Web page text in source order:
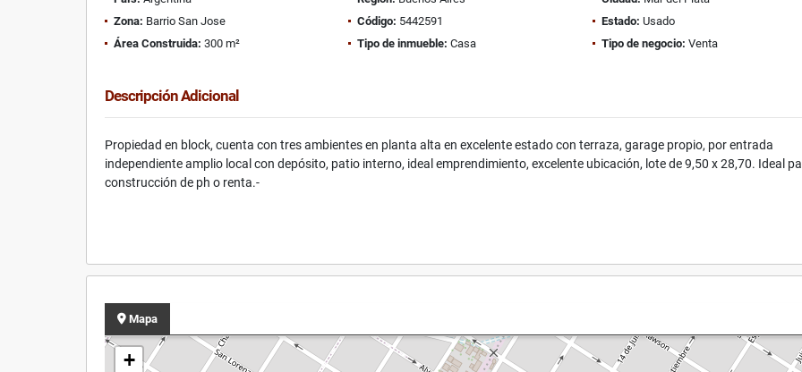
Zona: Barrio San Jose Código: 5442591 Estado: Usado
Área Construida: 300 m² Tipo de inmueble: Casa Tipo de negocio: Venta
Descripción Adicional
Propiedad en block, cuenta con tres ambientes en planta alta en excelente estado con terraza, garage propio, por entrada
independiente amplio local con depósito, patio interno, ideal emprendimiento, excelente ubicación, lote de 9,50 x 28,70. Ideal
construcción de ph o renta.-
Mapa
+